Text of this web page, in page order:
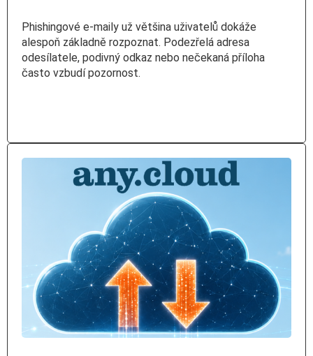
Phishingové e-maily už většina uživatelů dokáže
alespoň základně rozpoznat. Podezřelá adresa
odesílatele, podivný odkaz nebo nečekaná příloha
často vzbudí pozornost.